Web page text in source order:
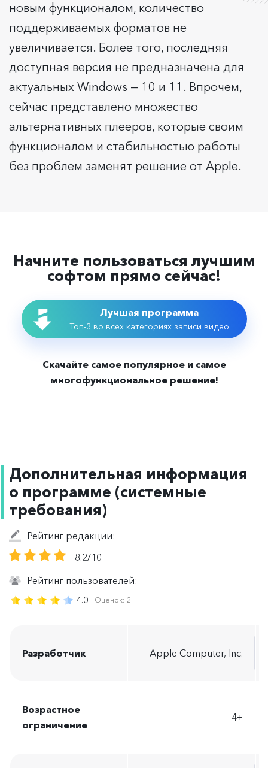
новым функционалом, количество
поддерживаемых форматов не
увеличивается. Более того, последняя
доступная версия не предназначена для
актуальных Windows — 10 и 11. Впрочем,
сейчас представлено множество
альтернативных плееров, которые своим
функционалом и стабильностью работы
без проблем заменят решение от Apple.
Начните пользоваться лучшим
софтом прямо сейчас!
Лучшая программа
Топ-3 во всех категориях записи видео
Скачайте самое популярное и самое
многофункциональное решение!
Дополнительная информация
о программе (системные
требования)
Рейтинг редакции:
8.2/10
Рейтинг пользователей:
4.0 Оценок: 2
Разработчик Apple Computer, Inc.
Возрастное
ограничение
4+